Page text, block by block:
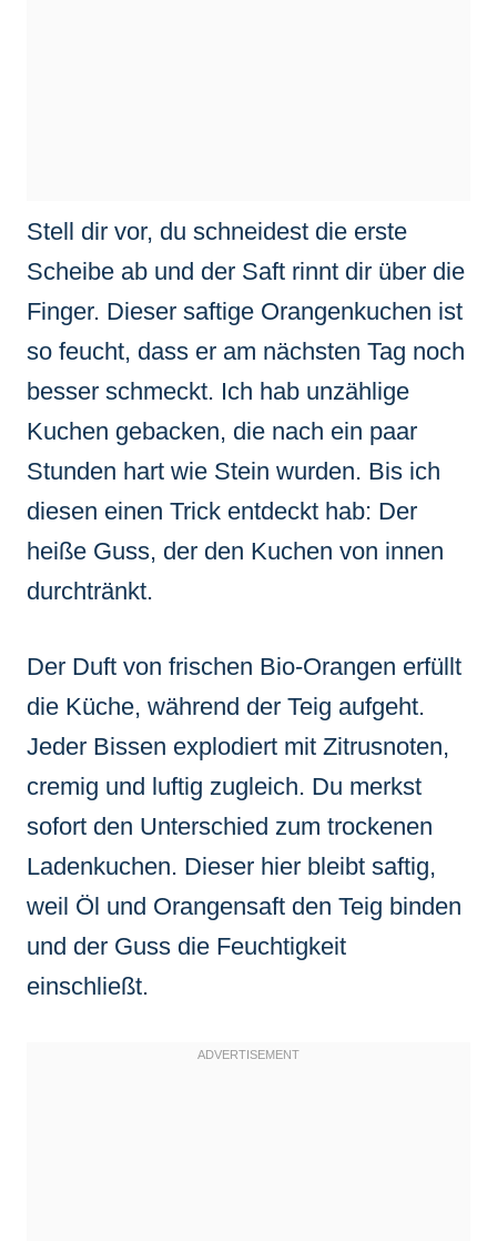
Stell dir vor, du schneidest die erste
Scheibe ab und der Saft rinnt dir über die
Finger. Dieser saftige Orangenkuchen ist
so feucht, dass er am nächsten Tag noch
besser schmeckt. Ich hab unzählige
Kuchen gebacken, die nach ein paar
Stunden hart wie Stein wurden. Bis ich
diesen einen Trick entdeckt hab: Der
heiße Guss, der den Kuchen von innen
durchtränkt.
Der Duft von frischen Bio-Orangen erfüllt
die Küche, während der Teig aufgeht.
Jeder Bissen explodiert mit Zitrusnoten,
cremig und luftig zugleich. Du merkst
sofort den Unterschied zum trockenen
Ladenkuchen. Dieser hier bleibt saftig,
weil Öl und Orangensaft den Teig binden
und der Guss die Feuchtigkeit
einschließt.